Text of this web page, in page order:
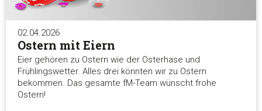
02.04.2026
Ostern mit Eiern
Eier gehören zu Ostern wie der Osterhase und
Frühlingswetter. Alles drei könnten wir zu Ostern
bekommen. Das gesamte fM-Team wünscht frohe
Ostern!